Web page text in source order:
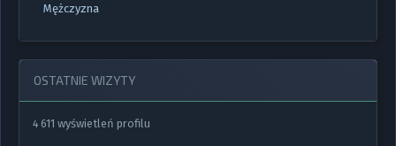
Mężczyzna
OSTATNIE WIZYTY
4 611 wyświetleń profilu